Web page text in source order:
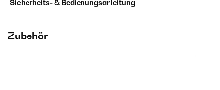
Sicherheits- & Bedienungsanleitung
Zubehör